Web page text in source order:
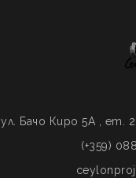
ул. Бачо Киро 5A , ет.
(+359)